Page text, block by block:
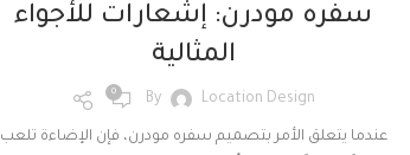
سفره مودرن: إشعارات للأجواء
المثالية
By Location Design
0
عندما يتعلق الأمر بتصميم سفره مودرن، فإن الإضاءة تلعب